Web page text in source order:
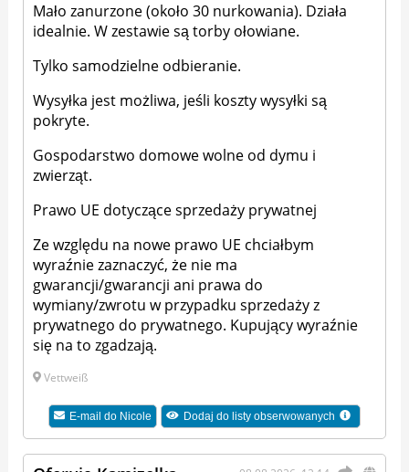
Mało zanurzone (około 30 nurkowania). Działa
idealnie. W zestawie są torby ołowiane.
Tylko samodzielne odbieranie.
Wysyłka jest możliwa, jeśli koszty wysyłki są
pokryte.
Gospodarstwo domowe wolne od dymu i
zwierząt.
Prawo UE dotyczące sprzedaży prywatnej
Ze względu na nowe prawo UE chciałbym
wyraźnie zaznaczyć, że nie ma
gwarancji/gwarancji ani prawa do
wymiany/zwrotu w przypadku sprzedaży z
prywatnego do prywatnego. Kupujący wyraźnie
się na to zgadzają.
Vettweiß
E-mail do Nicole Dodaj do listy obserwowanych